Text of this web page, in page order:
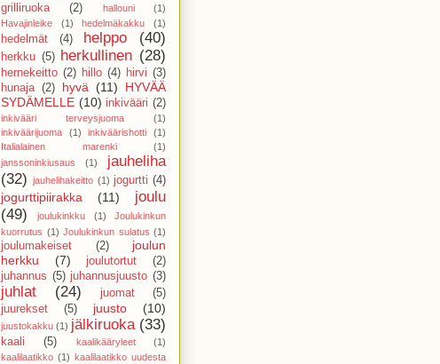
grilliruoka
(2) hallouni
(1)
Havajinleike
(1) hedelmäkakku (1)
hedelmät (4) helppo (40)
herkku (5) herkullinen (28)
hernekeitto (2) hillo (4) hirvi (3)
hunaja (2) hyvä (11)
HYVÄÄ
SYDÄMELLE (10) inkivääri (2)
inkivääri terveysjuoma
(1)
inkiväärijuoma
(1) inkiväärishotti
(1)
Italialainen marenki
(1)
janssoninkiusaus
(1)
jauheliha
(32)
jauhelihakeitto (1) jogurtti (4)
jogurttipiirakka (11)
joulu
(49)
joulukinkku (1)
Joulukinkun
kuorrutus (1) Joulukinkun sulatus (1)
joulumakeiset (2)
joulun
herkku
(7) joulutortut
(2)
juhannus (5) juhannusjuusto (3)
juhlat (24) juomat
(5)
juurekset
(5) juusto (10)
juustokakku (1) jälkiruoka (33)
kaali (5) kaalikääryleet
(1)
kaalilaatikko (1) kaalilaatikko uudesta